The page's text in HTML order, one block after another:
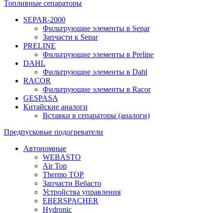
Топливные сепараторы
SEPAR-2000
Фильтрующие элементы в Separ
Запчасти к Separ
PRELINE
Фильтрующие элементы в Preline
DAHL
Фильтрующие элементы в Dahl
RACOR
Фильтрующие элементы в Racor
GESPASA
Китайские аналоги
Вставки в сепараторы (аналоги)
Предпусковые подогреватели
Автономные
WEBASTO
Air Top
Thermo TOP
Запчасти Вебасто
Устройства управления
EBERSPACHER
Hydronic